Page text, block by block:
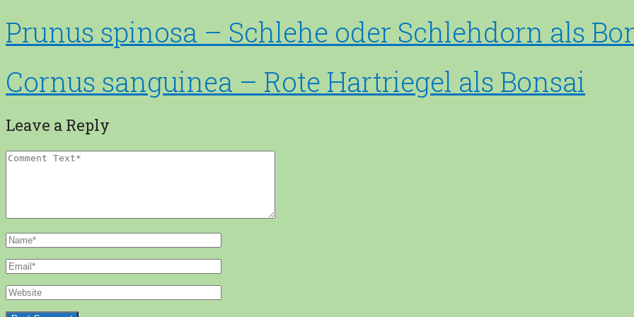
Prunus spinosa – Schlehe oder Schlehdorn als
Cornus sanguinea – Rote Hartriegel als Bonsai
Leave a Reply